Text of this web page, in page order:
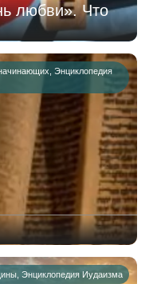
любви». Что
Энциклопедия
Энциклопедия Иудаизма